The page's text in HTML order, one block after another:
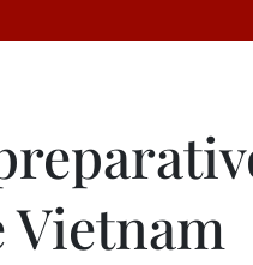
Vietnam